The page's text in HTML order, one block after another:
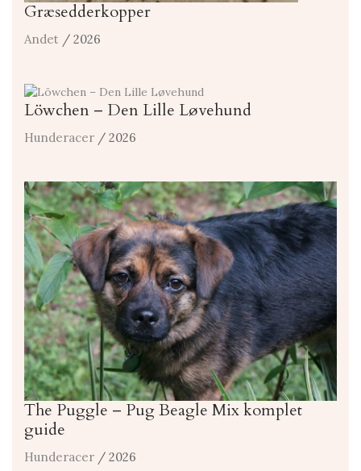
Græsedderkopper
Andet / 2026
Löwchen – Den Lille Løvehund
Hunderacer / 2026
The Puggle – Pug Beagle Mix komplet
guide
Hunderacer / 2026